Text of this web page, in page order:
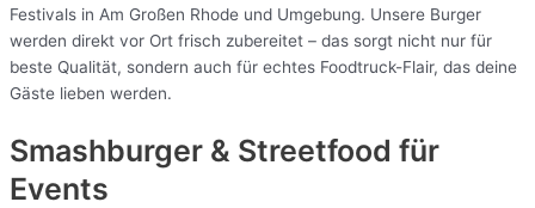
Festivals in Am Großen Rhode und Umgebung. Unsere Burger
werden direkt vor Ort frisch zubereitet – das sorgt nicht nur für
beste Qualität, sondern auch für echtes Foodtruck-Flair, das deine
Gäste lieben werden.
Smashburger & Streetfood für
Events